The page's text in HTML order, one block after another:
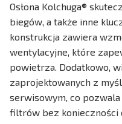
Osłona Kolchuga®
biegów, a także inne
konstrukcja zawiera
wentylacyjne, które
powietrza. Dodatkowo,
zaprojektowanych z
serwisowym, co
filtrów bez konieczności